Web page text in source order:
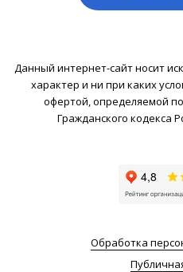
Данный интернет-сайт носит
характер и ни при каких
офертой, определяемой
Гражданского кодекса
Обработка